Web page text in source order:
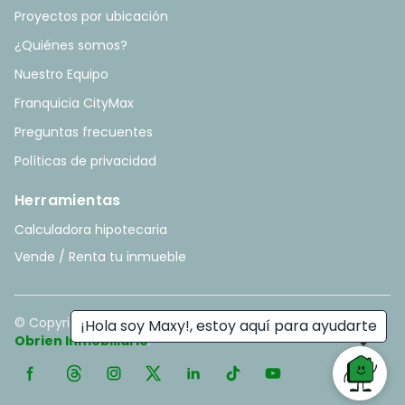
¡Hola soy Maxy!, estoy aquí para ayudarte
Proyectos por ubicación
¿Quiénes somos?
Nuestro Equipo
Franquicia CityMax
Preguntas frecuentes
Políticas de privacidad
Herramientas
Calculadora hipotecaria
Vende / Renta tu inmueble
© Copyright2026. All rights reserved. - Hecho con ❤️ por
Obrien Inmobiliario.